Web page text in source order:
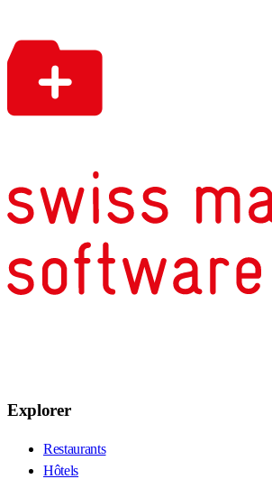
Explorer
Restaurants
Hôtels